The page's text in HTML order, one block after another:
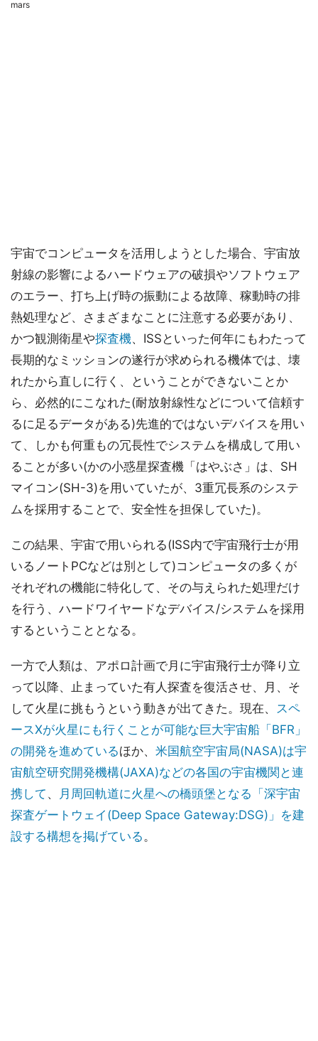
mars
宇宙でコンピュータを活用しようとした場合、宇宙放
射線の影響によるハードウェアの破損やソフトウェア
のエラー、打ち上げ時の振動による故障、稼動時の排
熱処理など、さまざまなことに注意する必要があり、
かつ観測衛星や探査機、ISSといった何年にもわたって
長期的なミッションの遂行が求められる機体では、壊
れたから直しに行く、ということができないことか
ら、必然的にこなれた(耐放射線性などについて信頼す
るに足るデータがある)先進的ではないデバイスを用い
て、しかも何重もの冗長性でシステムを構成して用い
ることが多い(かの小惑星探査機「はやぶさ」は、SH
マイコン(SH-3)を用いていたが、3重冗長系のシステ
ムを採用することで、安全性を担保していた)。
この結果、宇宙で用いられる(ISS内で宇宙飛行士が用
いるノートPCなどは別として)コンピュータの多くが
それぞれの機能に特化して、その与えられた処理だけ
を行う、ハードワイヤードなデバイス/システムを採用
するということとなる。
一方で人類は、アポロ計画で月に宇宙飛行士が降り立
って以降、止まっていた有人探査を復活させ、月、そ
して火星に挑もうという動きが出てきた。現在、 スペ
ースXが火星にも行くことが可能な巨大宇宙船「BFR」
の開発を進めているほか、 米国航空宇宙局(NASA)は宇
宙航空研究開発機構(JAXA)などの各国の宇宙機関と連
携して 、
月周回軌道に火星への橋頭堡となる「深宇宙
探査ゲートウェイ(Deep Space Gateway:DSG)」を建
設する構想を掲げている。